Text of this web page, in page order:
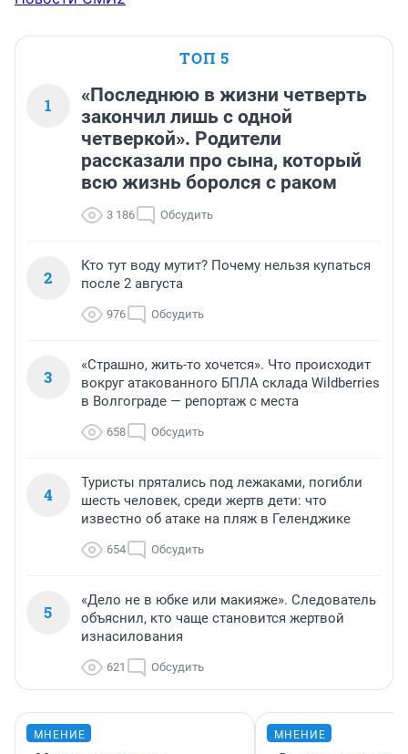
ТОП 5
1
«Последнюю в жизни четверть
закончил лишь с одной
четверкой». Родители
рассказали про сына, который
всю жизнь боролся с раком
3 186 Обсудить
2
Кто тут воду мутит? Почему нельзя купаться
после 2 августа
976 Обсудить
3
«Страшно, жить-то хочется». Что происходит
вокруг атакованного БПЛА склада Wildberries
в Волгограде — репортаж с места
658 Обсудить
4
Туристы прятались под лежаками, погибли
шесть человек, среди жертв дети: что
известно об атаке на пляж в Геленджике
654 Обсудить
5
«Дело не в юбке или макияже». Следователь
объяснил, кто чаще становится жертвой
изнасилования
621 Обсудить
МНЕНИЕ МНЕНИЕ